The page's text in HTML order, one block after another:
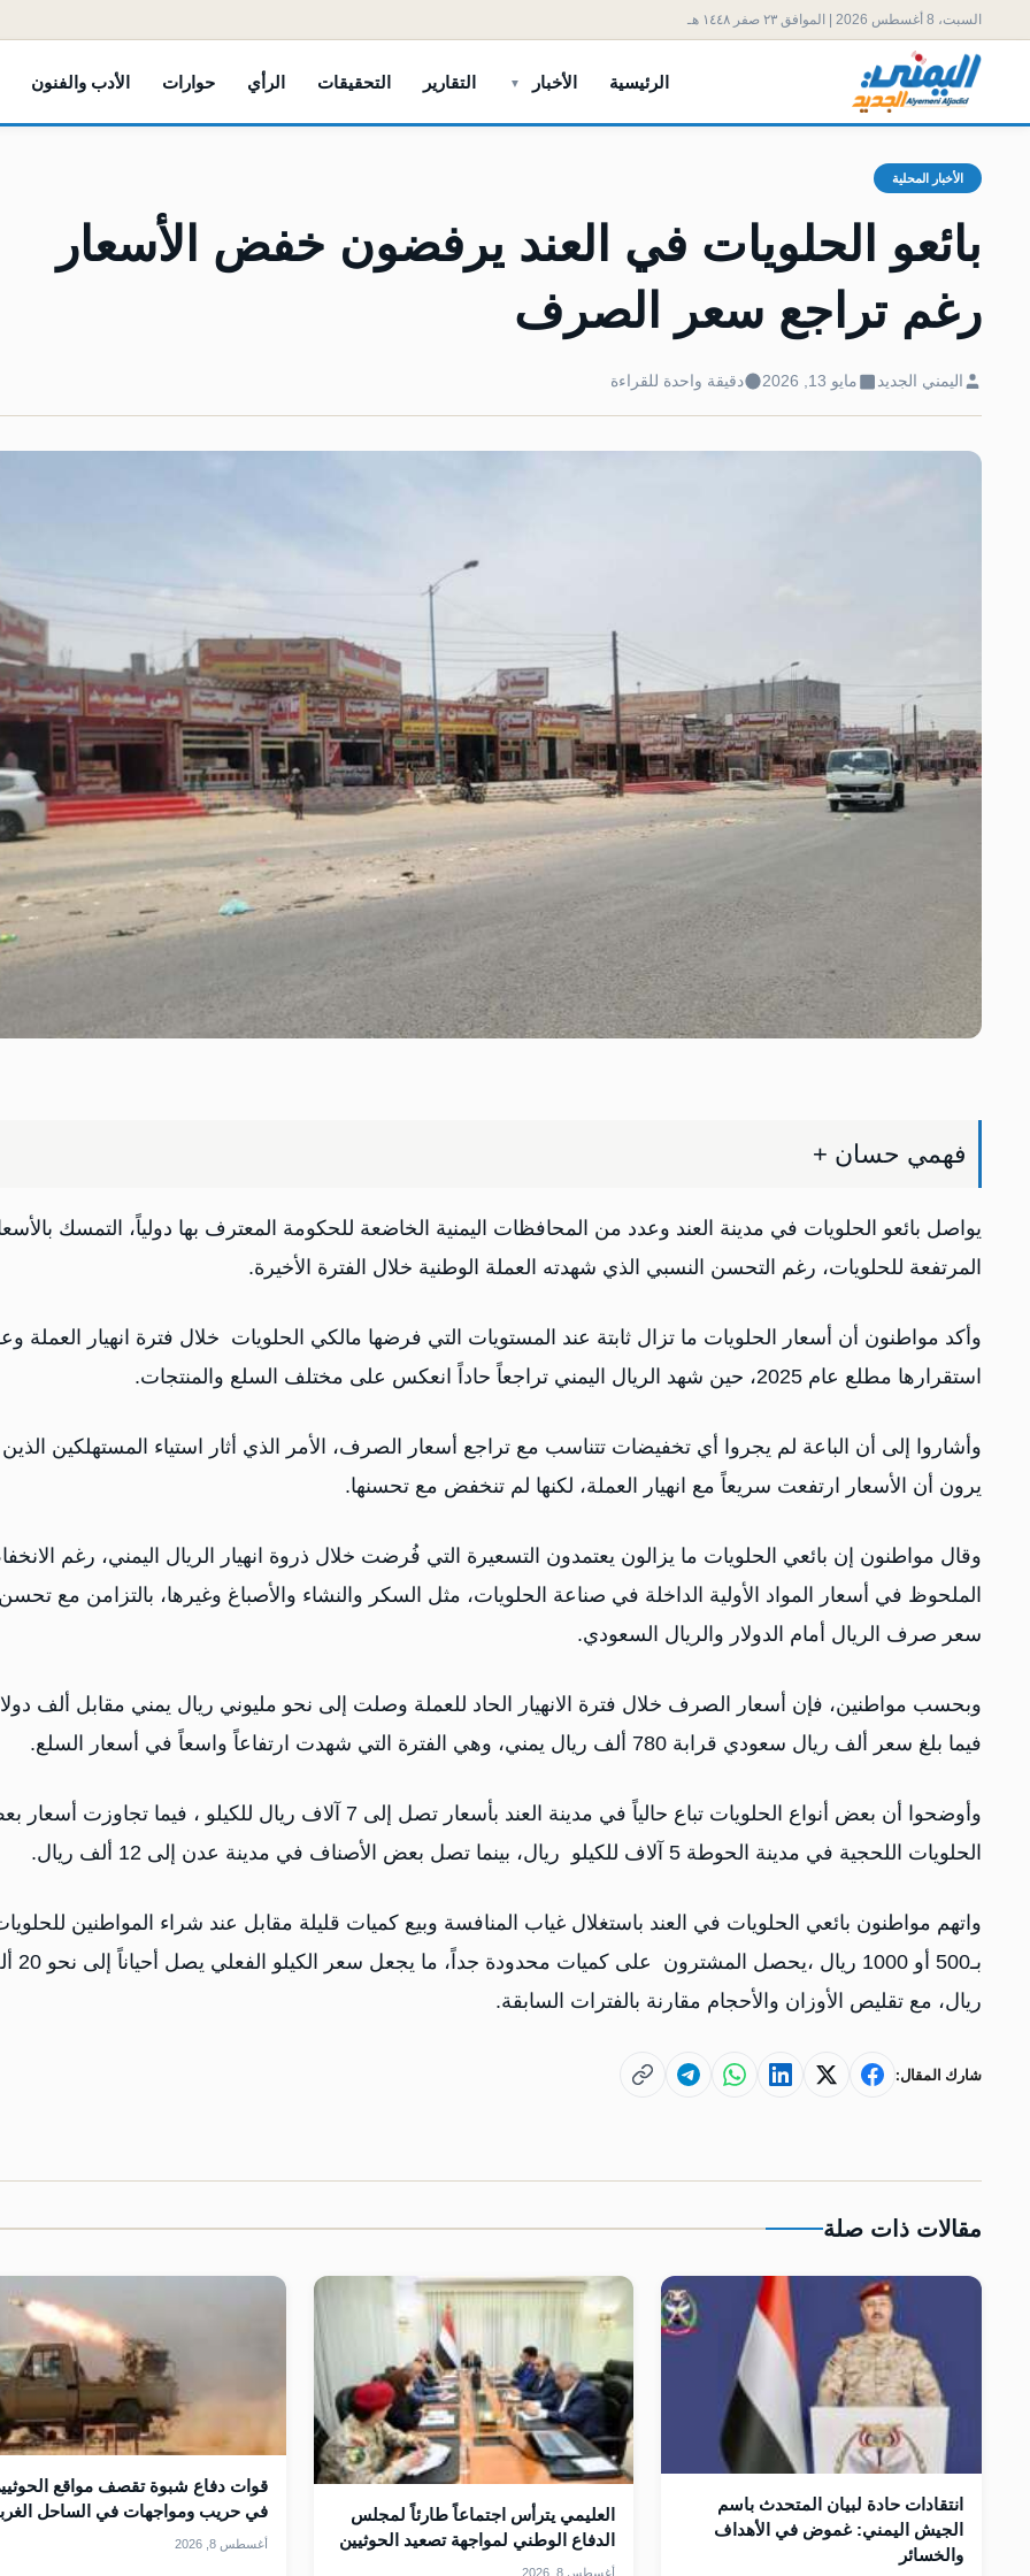
السبت، 8 أغسطس 2026 | الموافق ٢٣ صفر ١٤٤٨ هـ
الرئيسية الأخبار التقارير التحقيقات الرأي حوارات الأدب والفنون
الأخبار المحلية
بائعو الحلويات في العند يرفضون خفض الأسعار
رغم تراجع سعر الصرف
اليمني الجديد مايو 13, 2026 دقيقة واحدة للقراءة
فهمي حسان +
يواصل بائعو الحلويات في مدينة العند وعدد من المحافظات اليمنية الخاضعة للحكومة المعترف بها دولياً، التمسك
المرتفعة للحلويات، رغم التحسن النسبي الذي شهدته العملة الوطنية خلال الفترة الأخيرة.
وأكد مواطنون أن أسعار الحلويات ما تزال ثابتة عند المستويات التي فرضها مالكي الحلويات خلال فترة انهيار العملة
استقرارها مطلع عام 2025، حين شهد الريال اليمني تراجعاً حاداً انعكس على مختلف السلع والمنتجات.
وأشاروا إلى أن الباعة لم يجروا أي تخفيضات تتناسب مع تراجع أسعار الصرف، الأمر الذي أثار استياء المستهلكين الذين
يرون أن الأسعار ارتفعت سريعاً مع انهيار العملة، لكنها لم تنخفض مع تحسنها.
وقال مواطنون إن بائعي الحلويات ما يزالون يعتمدون التسعيرة التي فُرضت خلال ذروة انهيار الريال اليمني، رغم
الملحوظ في أسعار المواد الأولية الداخلة في صناعة الحلويات، مثل السكر والنشاء والأصباغ وغيرها، بالتزامن مع
سعر صرف الريال أمام الدولار والريال السعودي.
وبحسب مواطنين، فإن أسعار الصرف خلال فترة الانهيار الحاد للعملة وصلت إلى نحو مليوني ريال يمني مقابل ألف
فيما بلغ سعر ألف ريال سعودي قرابة 780 ألف ريال يمني، وهي الفترة التي شهدت ارتفاعاً واسعاً في أسعار السلع.
وأوضحوا أن بعض أنواع الحلويات تباع حالياً في مدينة العند بأسعار تصل إلى 7 آلاف ريال للكيلو ، فيما تجاوزت
الحلويات اللحجية في مدينة الحوطة 5 آلاف للكيلو ريال، بينما تصل بعض الأصناف في مدينة عدن إلى 12 ألف ريال.
واتهم مواطنون بائعي الحلويات في العند باستغلال غياب المنافسة وبيع كميات قليلة مقابل عند شراء المواطنين
بـ500 أو 1000 ريال ،يحصل
ريال، مع تقليص الأوزان والأحجام مقارنة بالفترات السابقة.
شارك المقال:
مقالات ذات صلة
انتقادات حادة لبيان المتحدث باسم
الجيش اليمني: غموض في الأهداف
والخسائر
العليمي يترأس اجتماعاً طارئاً لمجلس
الدفاع الوطني لمواجهة تصعيد الحوثيين
أغسطس 8, 2026
قوات دفاع شبوة تقصف مواقع
في حريب ومواجهات في الساحل
أغسطس 8, 2026